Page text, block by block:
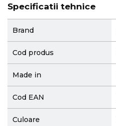
Specificatii tehnice
Brand
Cod produs
Made in
Cod EAN
Culoare